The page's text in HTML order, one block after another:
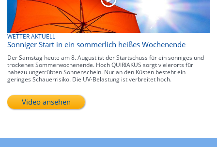
WETTER AKTUELL
Sonniger Start in ein sommerlich heißes Wochenende
Der Samstag heute am 8. August ist der Startschuss für ein sonniges und
trockenes Sommerwochenende. Hoch QUIRIAKUS sorgt vielerorts für
nahezu ungetrübten Sonnenschein. Nur an den Küsten besteht ein
geringes Schauerrisiko. Die UV-Belastung ist verbreitet hoch.
Video ansehen